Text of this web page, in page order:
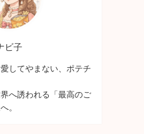
ビ子
してやまない、ポテチ
へ誘われる「最高のご
。